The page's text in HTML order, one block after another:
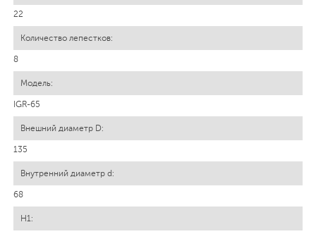
22
8
IGR-65
135
68